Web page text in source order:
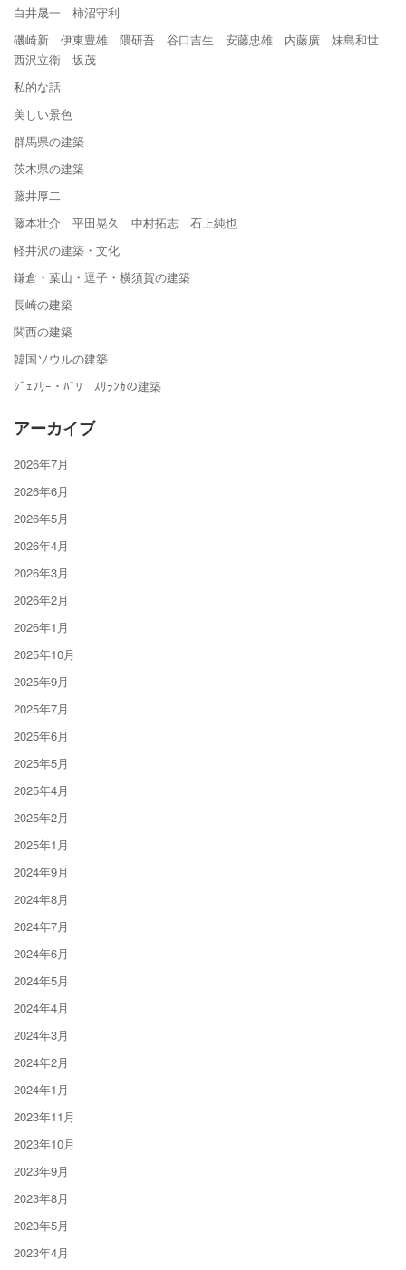
白井晟一 柿沼守利
磯崎新 伊東豊雄 隈研吾 谷口吉生 安藤忠雄 内藤廣 妹島和世
西沢立衛 坂茂
私的な話
美しい景色
群馬県の建築
茨木県の建築
藤井厚二
藤本壮介 平田晃久 中村拓志 石上純也
軽井沢の建築・文化
鎌倉・葉山・逗子・横須賀の建築
長崎の建築
関西の建築
韓国ソウルの建築
ｼﾞｪﾌﾘｰ・ﾊﾞﾜ ｽﾘﾗﾝｶの建築
アーカイブ
2026年7月
2026年6月
2026年5月
2026年4月
2026年3月
2026年2月
2026年1月
2025年10月
2025年9月
2025年7月
2025年6月
2025年5月
2025年4月
2025年2月
2025年1月
2024年9月
2024年8月
2024年7月
2024年6月
2024年5月
2024年4月
2024年3月
2024年2月
2024年1月
2023年11月
2023年10月
2023年9月
2023年8月
2023年5月
2023年4月